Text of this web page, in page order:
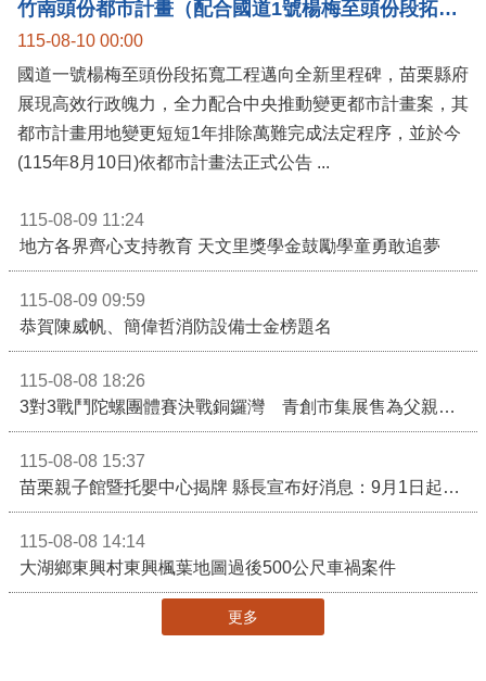
竹南頭份都市計畫（配合國道1號楊梅至頭份段拓寬工程）案公告實施，國道1號楊梅至頭份黃金廊帶加速啟動！
115-08-10 00:00
國道一號楊梅至頭份段拓寬工程邁向全新里程碑，苗栗縣府
展現高效行政魄力，全力配合中央推動變更都市計畫案，其
都市計畫用地變更短短1年排除萬難完成法定程序，並於今
(115年8月10日)依都市計畫法正式公告 ...
115-08-09 11:24
地方各界齊心支持教育 天文里獎學金鼓勵學童勇敢追夢
115-08-09 09:59
恭賀陳威帆、簡偉哲消防設備士金榜題名
115-08-08 18:26
3對3戰鬥陀螺團體賽決戰銅鑼灣 青創市集展售為父親節增添繽紛
115-08-08 15:37
苗栗親子館暨托嬰中心揭牌 縣長宣布好消息：9月1日起調降臨時托嬰費用
115-08-08 14:14
大湖鄉東興村東興楓葉地圖過後500公尺車禍案件
更多